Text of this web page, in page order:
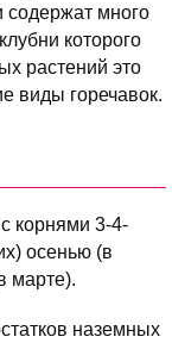
содержат много
которого
растений это
виды горечавок.
корнями 3-4-
осенью (в
марте).
наземных